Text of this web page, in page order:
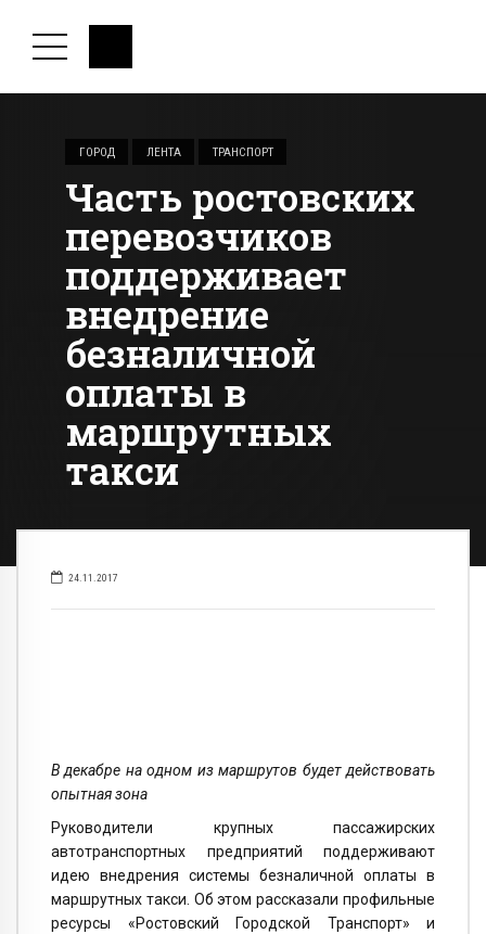
ГОРОД ЛЕНТА ТРАНСПОРТ
Часть ростовских
перевозчиков
поддерживает
внедрение
безналичной
оплаты в
маршрутных
такси
24.11.2017
В декабре на одном из маршрутов будет действовать
опытная зона
Руководители крупных пассажирских
автотранспортных предприятий поддерживают
идею внедрения системы безналичной оплаты в
маршрутных такси. Об этом рассказали профильные
ресурсы «Ростовский Городской Транспорт» и